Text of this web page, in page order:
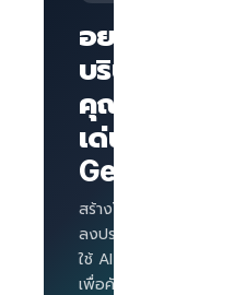
อยากให้
บริษัทของ
คุณโดด
เด่นบน
GetLinks?
สร้างโปรไฟล์บริษัท
ลงประกาศงาน และ
ใช้ AI Interview
เพื่อคัดกรองผู้สมัคร